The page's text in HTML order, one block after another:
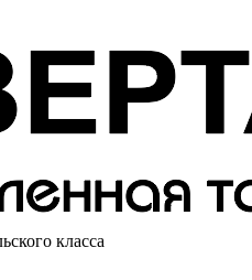
класса